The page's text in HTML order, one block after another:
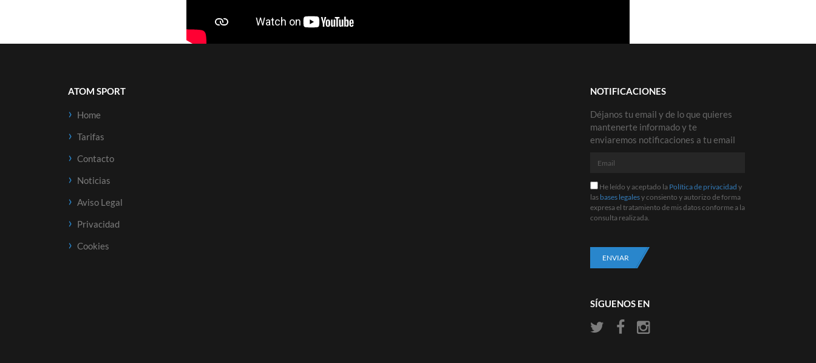
ATOM SPORT
Home
Tarifas
Contacto
Noticias
Aviso Legal
Privacidad
Cookies
NOTIFICACIONES
Déjanos tu email y de lo que quieres
mantenerte informado y te
enviaremos notificaciones a tu email
Email
He
leído
y
aceptado
de
privacidad
y
y
consiento
y
He leído y aceptado la Política de privacidad y
las bases legalesy consiento y autorizo de forma
expresa el tratamiento de mis datos conforme a la
consulta realizada.
ENVIAR
SÍGUENOS EN